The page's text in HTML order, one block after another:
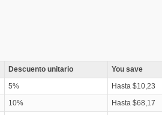
Descuento unitario
You save
5%
Hasta $10,23
10%
Hasta $68,17